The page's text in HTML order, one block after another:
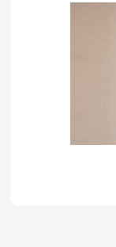
'잘 버텨
다리는
체육도 할